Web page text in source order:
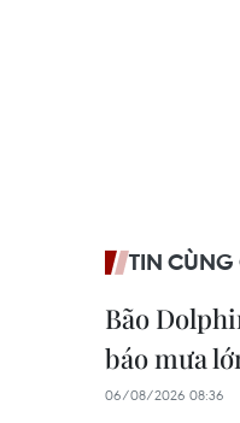
TIN CÙNG
Bão
báo mưa
06/08/2026 08:36